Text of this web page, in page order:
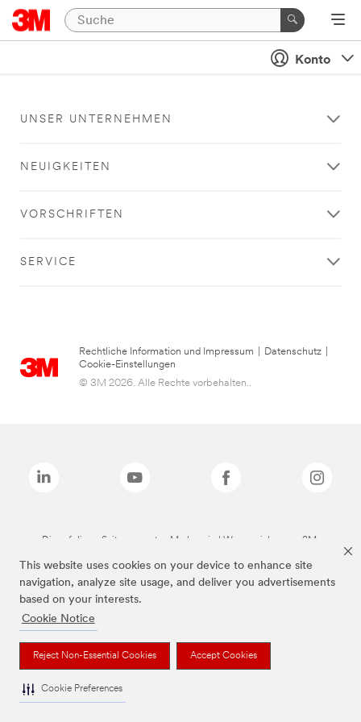
This website uses cookies on your device to enhance site
navigation, analyze site usage, and deliver you advertisements
based on your interests.
Cookie Notice
Reject Non-Essential Cookies Accept Cookies
Cookie Preferences
Konto
UNSER UNTERNEHMEN
NEUIGKEITEN
VORSCHRIFTEN
SERVICE
Rechtliche Information und Impressum Datenschutz
Cookie-Einstellungen
© 3M 2026. Alle Rechte vorbehalten..
Die auf dieser Seite genannten Marken sind Warenzeichen von 3M.